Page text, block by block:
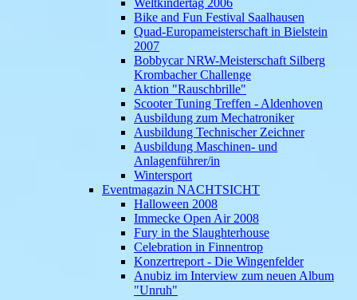
Weltkindertag 2006
Bike and Fun Festival Saalhausen
Quad-Europameisterschaft in Bielstein
2007
Bobbycar NRW-Meisterschaft Silberg
Krombacher Challenge
Aktion "Rauschbrille"
Scooter Tuning Treffen - Aldenhoven
Ausbildung zum Mechatroniker
Ausbildung Technischer Zeichner
Ausbildung Maschinen- und
Anlagenführer/in
Wintersport
Eventmagazin NACHTSICHT
Halloween 2008
Immecke Open Air 2008
Fury in the Slaughterhouse
Celebration in Finnentrop
Konzertreport - Die Wingenfelder
Anubiz im Interview zum neuen Album
"Unruh"